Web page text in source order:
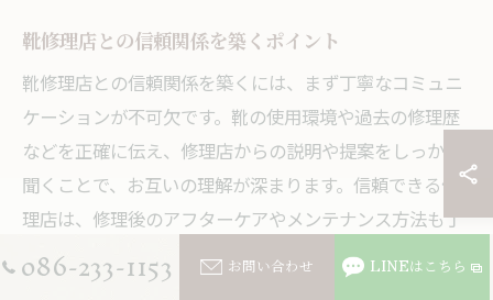
靴修理店との信頼関係を築くポイント
靴修理店との信頼関係を築くには、まず丁寧なコミュニ
ケーションが不可欠です。靴の使用環境や過去の修理歴
などを正確に伝え、修理店からの説明や提案をしっかり
聞くことで、お互いの理解が深まります。信頼できる修
理店は、修理後のアフターケアやメンテナンス方法も丁
寧に教えてくれるため安心感があります。
086-233-1153 お問い合わせ LINEはこちら